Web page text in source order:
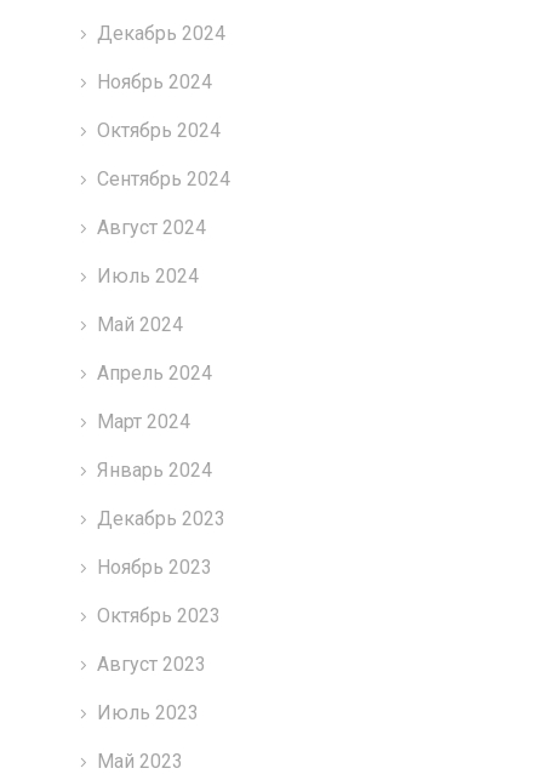
Декабрь 2024
Ноябрь 2024
Октябрь 2024
Сентябрь 2024
Август 2024
Июль 2024
Май 2024
Апрель 2024
Март 2024
Январь 2024
Декабрь 2023
Ноябрь 2023
Октябрь 2023
Август 2023
Июль 2023
Май 2023